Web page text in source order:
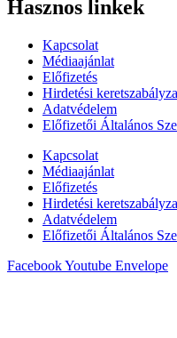
Hasznos linkek
Kapcsolat
Médiaajánlat
Előfizetés
Hirdetési
Adatvédelem
Előfizetői Általános
Kapcsolat
Médiaajánlat
Előfizetés
Hirdetési
Adatvédelem
Előfizetői Általános
FacebookYoutube Envelope